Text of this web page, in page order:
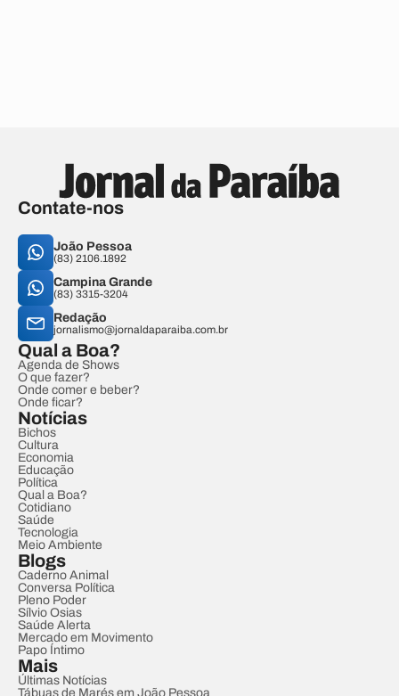
Contate-nos
João Pessoa
(83) 2106.1892
Campina Grande
(83) 3315-3204
Redação
jornalismo@jornaldaparaiba.com.br
Qual a Boa?
Agenda de Shows
O que fazer?
Onde comer e beber?
Onde ficar?
Notícias
Bichos
Cultura
Economia
Educação
Política
Qual a Boa?
Cotidiano
Saúde
Tecnologia
Meio Ambiente
Blogs
Caderno Animal
Conversa Política
Pleno Poder
Sílvio Osias
Saúde Alerta
Mercado em Movimento
Papo Íntimo
Mais
Últimas Notícias
Tábuas de Marés em João Pessoa